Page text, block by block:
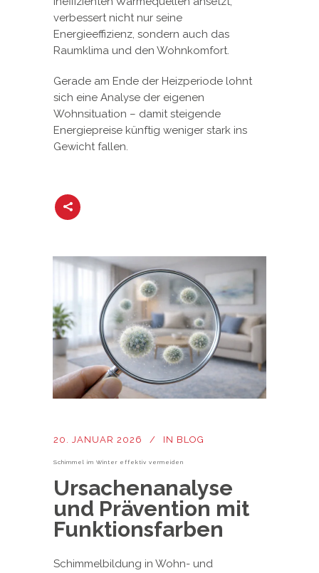
verbessert nicht nur seine
Energieeffizienz, sondern auch das
Raumklima und den Wohnkomfort.
Gerade am Ende der Heizperiode lohnt
sich eine Analyse der eigenen
Wohnsituation – damit steigende
Energiepreise künftig weniger stark ins
Gewicht fallen.
20. JANUAR 2026 IN BLOG
Schimmel im Winter effektiv vermeiden
Ursachenanalyse
und Prävention mit
Funktionsfarben
Schimmelbildung in Wohn- und